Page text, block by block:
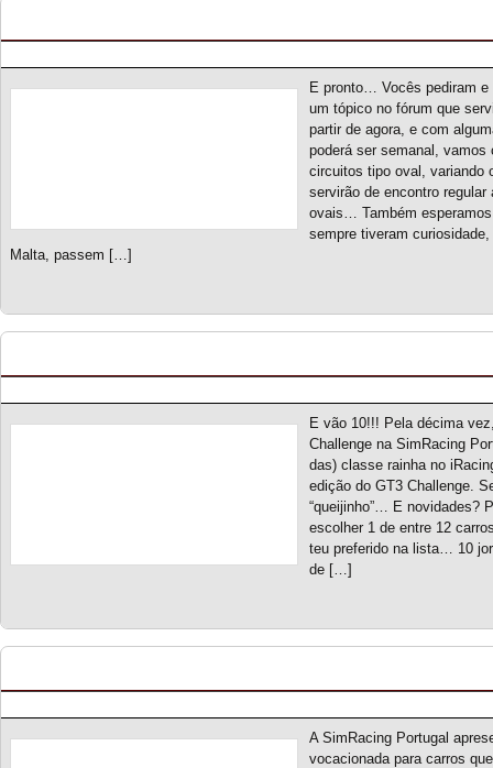
E pronto… Vocês pediram
um tópico no fórum que
partir de agora, e com
poderá ser semanal,
circuitos tipo oval, variando
servirão de encontro regular
ovais… Também esperamos
sempre tiveram
Malta, passem […]
E vão 10!!! Pela décima
Challenge na SimRacing
das) classe rainha no
edição do GT3 Challenge.
“queijinho”… E novidades?
escolher 1 de entre 12
teu preferido na lista… 10
de […]
A SimRacing Portugal
vocacionada para carros